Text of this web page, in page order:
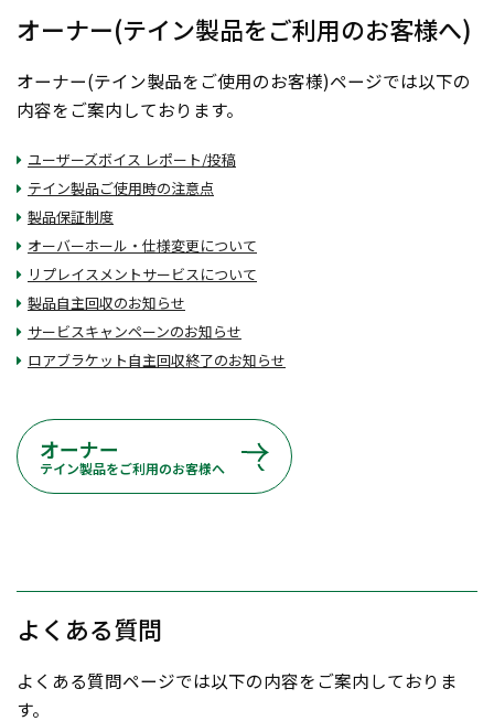
オーナー(テイン製品をご利用のお客様へ)
オーナー(テイン製品をご使用のお客様)ページでは以下の
内容をご案内しております。
ユーザーズボイス レポート/投稿
テイン製品ご使用時の注意点
製品保証制度
オーバーホール・仕様変更について
リプレイスメントサービスについて
製品自主回収のお知らせ
サービスキャンペーンのお知らせ
ロアブラケット自主回収終了のお知らせ
オーナー
テイン製品をご利用のお客様へ
よくある質問
よくある質問ページでは以下の内容をご案内しておりま
す。